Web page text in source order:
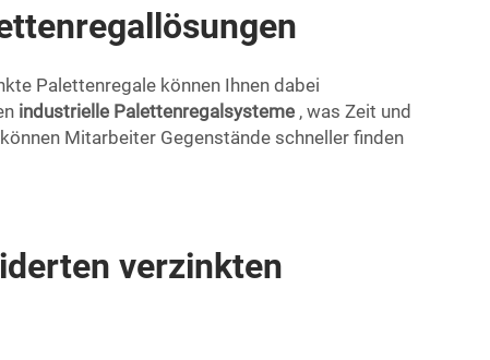
Palettenregale können Ihnen dabei
industrielle Palettenregalsysteme , was Zeit und
Mitarbeiter Gegenstände schneller finden
verzinkten